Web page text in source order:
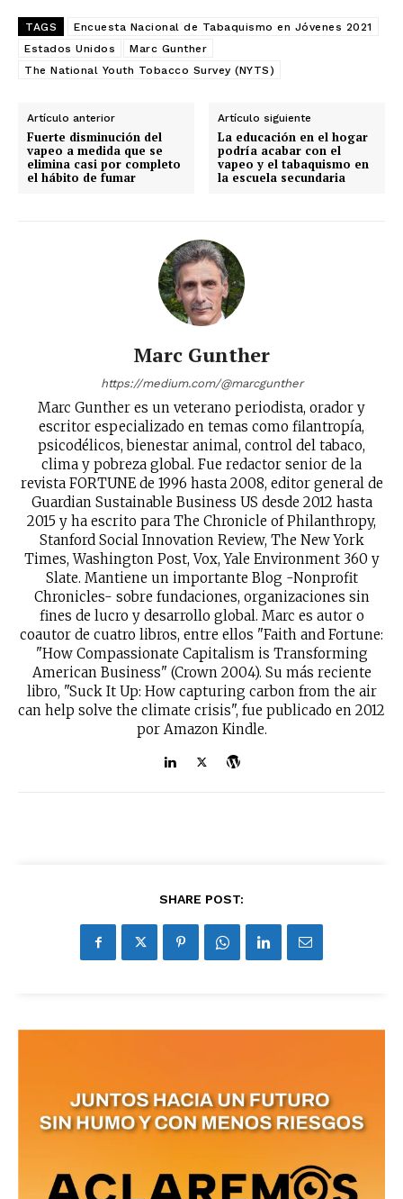
TAGS
Encuesta Nacional de Tabaquismo en Jóvenes 2021
Estados Unidos
Marc Gunther
The National Youth Tobacco Survey (NYTS)
Artículo anterior
Fuerte disminución del
vapeo a medida que se
elimina casi por completo
el hábito de fumar
Artículo siguiente
La educación en el hogar
podría acabar con el
vapeo y el tabaquismo en
la escuela secundaria
Marc Gunther
https://medium.com/@marcgunther
Marc Gunther es un veterano periodista, orador y
escritor especializado en temas como filantropía,
psicodélicos, bienestar animal, control del tabaco,
clima y pobreza global. Fue redactor senior de la
revista FORTUNE de 1996 hasta 2008, editor general de
Guardian Sustainable Business US desde 2012 hasta
2015 y ha escrito para The Chronicle of Philanthropy,
Stanford Social Innovation Review, The New York
Times, Washington Post, Vox, Yale Environment 360 y
Slate. Mantiene un importante Blog -Nonprofit
Chronicles- sobre fundaciones, organizaciones sin
fines de lucro y desarrollo global. Marc es autor o
coautor de cuatro libros, entre ellos "Faith and Fortune:
"How Compassionate Capitalism is Transforming
American Business" (Crown 2004). Su más reciente
libro, "Suck It Up: How capturing carbon from the air
can help solve the climate crisis", fue publicado en 2012
por Amazon Kindle.
SHARE POST: